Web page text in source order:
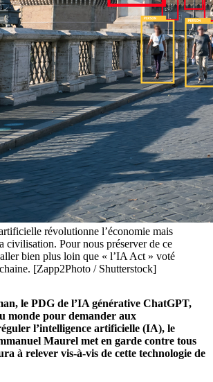
révolutionne l’économie mais
civilisation. Pour nous préserver de ce
bien plus loin que « l’IA Act » voté
[Zapp2Photo / Shutterstock]
le PDG de l’IA générative ChatGPT,
monde pour demander aux
l’intelligence artificielle (IA), le
Maurel met en garde contre tous
à relever vis-à-vis de cette technologie de